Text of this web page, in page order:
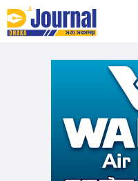
Skip to main content